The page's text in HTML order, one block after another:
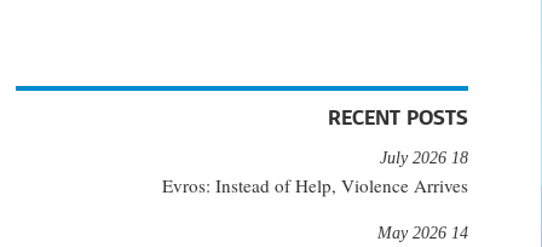
RECENT POSTS
Evros: Instead of Help, Violence Arrives
18 July 2026
14 May 2026